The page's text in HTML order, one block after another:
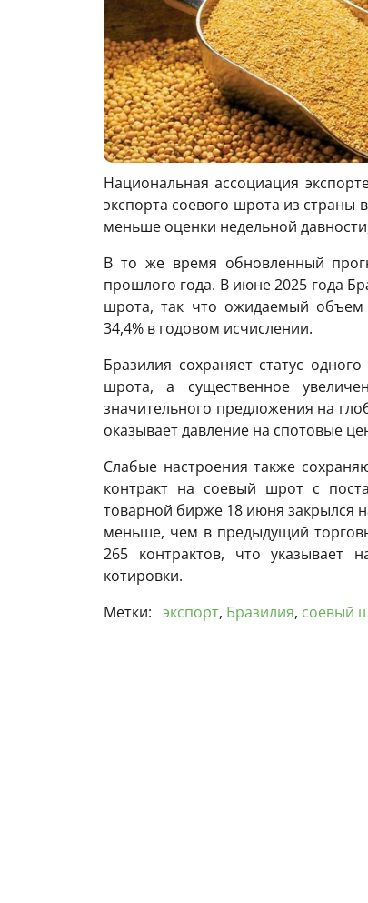
Национальная ассоциация
экспорта соевого шрота из страны
меньше оценки недельной
В то же время обновленный
прошлого года. В июне 2025 года
шрота, так что ожидаемый
34,4% в годовом исчислении.
Бразилия сохраняет статус
шрота, а существенное
значительного предложения на
оказывает давление на спотовые
Слабые настроения также
контракт на соевый шрот с
товарной бирже 18 июня закрылся
меньше, чем в предыдущий
265 контрактов, что указывает
котировки.
Метки: экспорт, Бразилия, соевый